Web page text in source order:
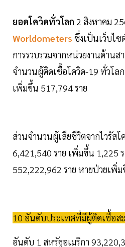
ยอดโควิดทั่วโลก 2 สิงหาคม
Worldometers ซึ่งเป็นเว็บไซ
การรวบรวมจากหน่วยงานด้านส
จำนวนผู้ติดเชื้อโควิด-19 ทั่วโล
เพิ่มขึ้น 517,794 ราย
ส่วนจำนวนผู้เสียชีวิตจากไวรัส
6,421,540 ราย เพิ่มขึ้น 1,225
552,222,962 ราย หายป่วยเพิ่
10 อันดับประเทศที่มีผู้ติดเชื้อส
อันดับ 1 สหรัฐอเมริกา